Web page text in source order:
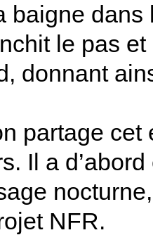
baigne dans
le pas
donnant
partage cet
Il a
NFR.